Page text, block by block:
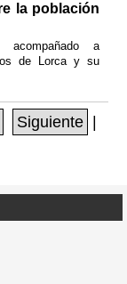
la población
acompañado a
de Lorca y su
Siguiente